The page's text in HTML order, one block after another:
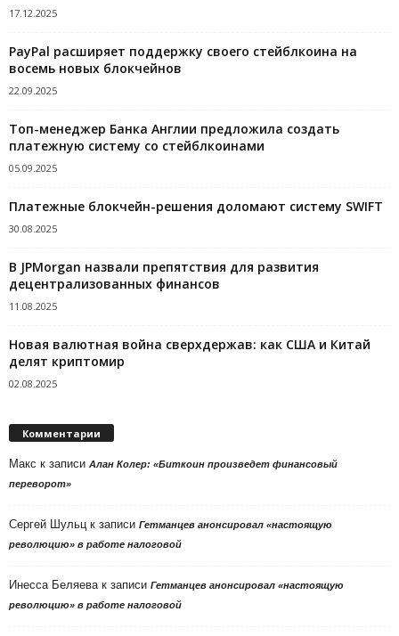
17.12.2025
PayPal расширяет поддержку своего стейблкоина на
восемь новых блокчейнов
22.09.2025
Топ-менеджер Банка Англии предложила создать
платежную систему со стейблкоинами
05.09.2025
Платежные блокчейн-решения доломают систему SWIFT
30.08.2025
В JPMorgan назвали препятствия для развития
децентрализованных финансов
11.08.2025
Новая валютная война сверхдержав: как США и Китай
делят криптомир
02.08.2025
Комментарии
Макс к записи Алан Колер: «Биткоин произведет финансовый
переворот»
Сергей Шульц к записи Гетманцев анонсировал «настоящую
революцию» в работе налоговой
Инесса Беляева к записи Гетманцев анонсировал «настоящую
революцию» в работе налоговой